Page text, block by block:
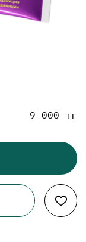
9 000 тг